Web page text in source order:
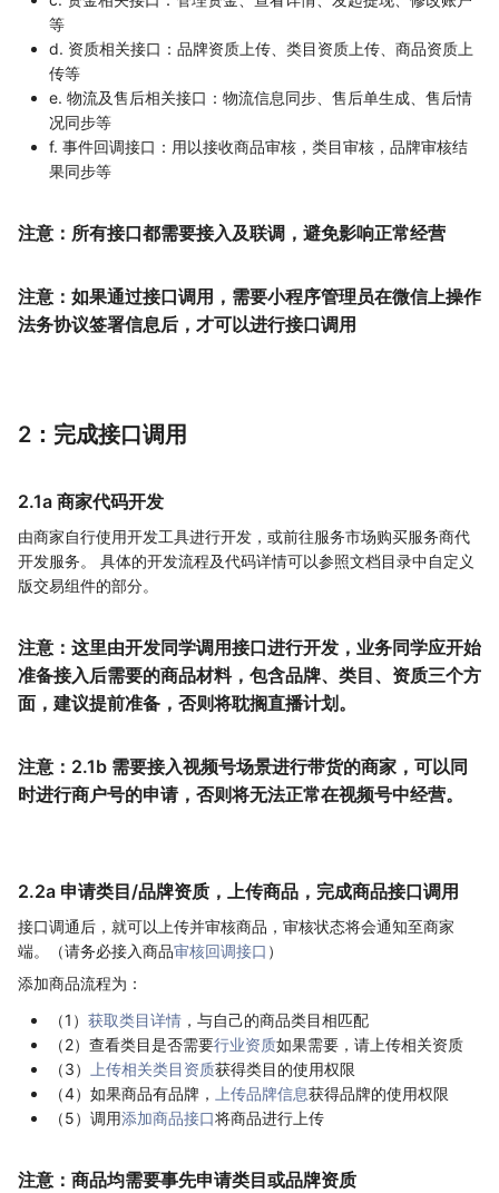
等
d. 资质相关接口：品牌资质上传、类目资质上传、商品资质上
传等
e. 物流及售后相关接口：物流信息同步、售后单生成、售后情
况同步等
f. 事件回调接口：用以接收商品审核，类目审核，品牌审核结
果同步等
注意：所有接口都需要接入及联调，避免影响正常经营
注意：如果通过接口调用，需要小程序管理员在微信上操作
法务协议签署信息后，才可以进行接口调用
2：完成接口调用
2.1a 商家代码开发
由商家自行使用开发工具进行开发，或前往服务市场购买服务商代
开发服务。 具体的开发流程及代码详情可以参照文档目录中自定义
版交易组件的部分。
注意：这里由开发同学调用接口进行开发，业务同学应开始
准备接入后需要的商品材料，包含品牌、类目、资质三个方
面，建议提前准备，否则将耽搁直播计划。
注意：2.1b 需要接入视频号场景进行带货的商家，可以同
时进行商户号的申请，否则将无法正常在视频号中经营。
2.2a 申请类目/品牌资质，上传商品，完成商品接口调用
接口调通后，就可以上传并审核商品，审核状态将会通知至商家
端。（请务必接入商品审核回调接口 ）
添加商品流程为：
（1） 获取类目详情 ，与自己的商品类目相匹配
（2）查看类目是否需要行业资质如果需要，请上传相关资质
（3）
上传相关类目资质获得类目的使用权限
（4）如果商品有品牌，
上传品牌信息获得品牌的使用权限
（5）调用添加商品接口将商品进行上传
注意：商品均需要事先申请类目或品牌资质